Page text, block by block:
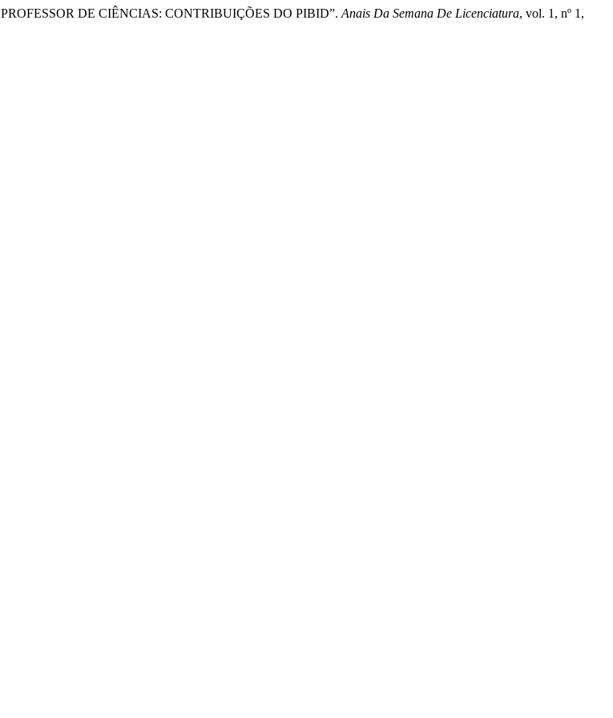
DE CIÊNCIAS: CONTRIBUIÇÕES DO PIBID”. Anais Da Semana De Licenciatura, vol. 1, nº 1,